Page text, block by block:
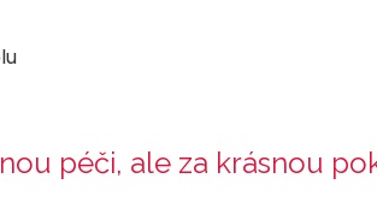
péči, ale za krásnou